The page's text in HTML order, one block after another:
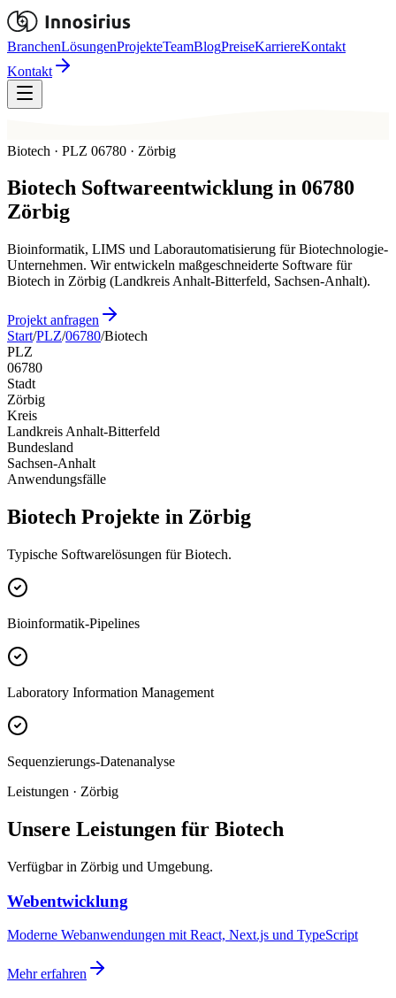
BranchenLösungenProjekteTeamBlogPreiseKarriereKontakt
Kontakt
Biotech · PLZ 06780 · Zörbig
Biotech Softwareentwicklung in 06780
Zörbig
Bioinformatik, LIMS und Laborautomatisierung für Biotechnologie-
Unternehmen. Wir entwickeln maßgeschneiderte Software für
Biotech in Zörbig (Landkreis Anhalt-Bitterfeld, Sachsen-Anhalt).
Projekt anfragen
Start/PLZ/06780/Biotech
PLZ
06780
Stadt
Zörbig
Kreis
Landkreis Anhalt-Bitterfeld
Bundesland
Sachsen-Anhalt
Anwendungsfälle
Biotech Projekte in Zörbig
Typische Softwarelösungen für Biotech.
Bioinformatik-Pipelines
Laboratory Information Management
Sequenzierungs-Datenanalyse
Leistungen · Zörbig
Unsere Leistungen für Biotech
Verfügbar in Zörbig und Umgebung.
Webentwicklung
Moderne Webanwendungen mit React, Next.js und TypeScript
Mehr erfahren